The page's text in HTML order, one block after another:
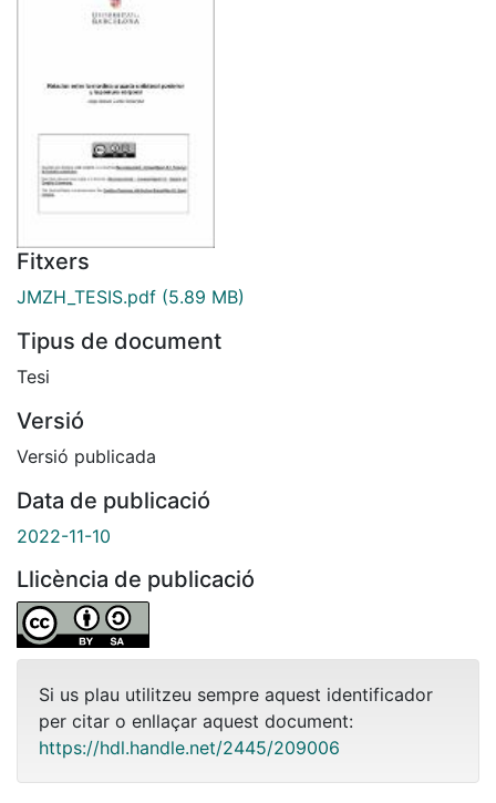
Fitxers
JMZH_TESIS.pdf (5.89 MB)
Tipus de document
Tesi
Versió
Versió publicada
Data de publicació
2022-11-10
Llicència de publicació
Si us plau utilitzeu sempre aquest identificador
per citar o enllaçar aquest document:
https://hdl.handle.net/2445/209006